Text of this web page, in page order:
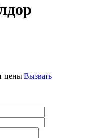
цены Вызвать